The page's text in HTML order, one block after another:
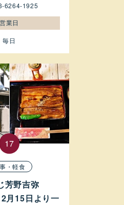
6264-1925
営業日
毎日
・軽食
芳野吉弥
月15日より一